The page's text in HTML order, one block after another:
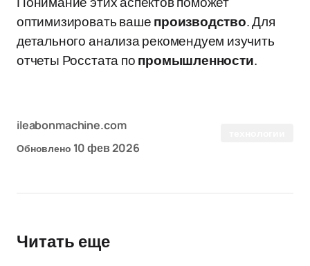
оптимизировать вашепроизводство. Для
детального анализа рекомендуем изучить
отчеты Росстата попромышленности.
ileabonmachine.com
Обновлено 10 фев 2026
Читать еще